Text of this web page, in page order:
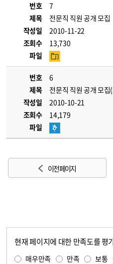
번호
7
제목
전문직 직원 공개 모집
작성일
2010-11-22
조회수
13,730
파일
번호
6
제목
전문직 직원 공개 모
작성일
2010-10-21
조회수
14,179
파일
이전 페이지
현재 페이지에 대한 만족도를 평
매우만족 만족 보통